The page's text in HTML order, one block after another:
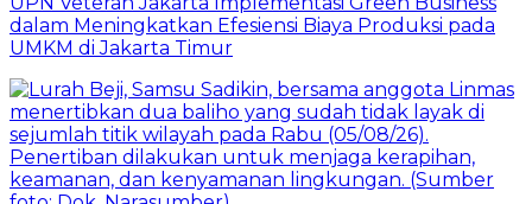
dalam Meningkatkan Efesiensi Biaya Produksi pada
UMKM di Jakarta Timur